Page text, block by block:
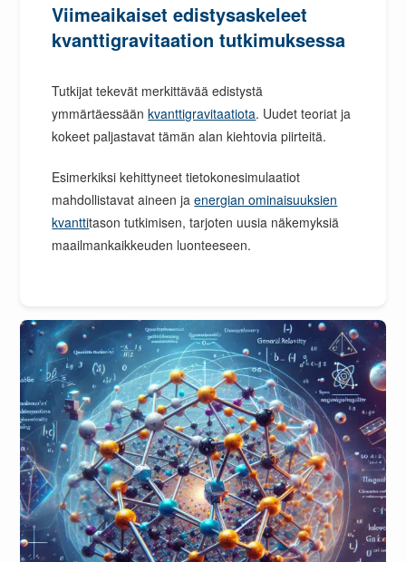
Viimeaikaiset edistysaskeleet
kvanttigravitaation tutkimuksessa
Tutkijat tekevät merkittävää edistystä
ymmärtäessäänkvanttigravitaatiota. Uudet teoriat ja
kokeet paljastavat tämän alan kiehtovia piirteitä.
Esimerkiksi kehittyneet tietokonesimulaatiot
mahdollistavat aineen jaenergian ominaisuuksien
kvanttitason tutkimisen, tarjoten uusia näkemyksiä
maailmankaikkeuden luonteeseen.